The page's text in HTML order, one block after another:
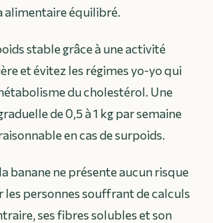
alimentaire équilibré.
stable grâce à une activité
et évitez les régimes yo-yo qui
du cholestérol. Une
de 0,5 à 1 kg par semaine
en cas de surpoids.
banane ne présente aucun risque
personnes souffrant de calculs
ses fibres solubles et son